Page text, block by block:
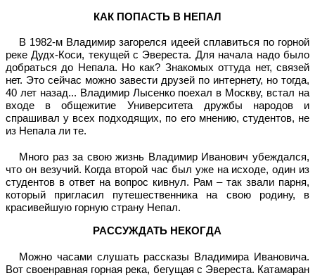
КАК ПОПАСТЬ В НЕПАЛ
В 1982-м Владимир загорелся идеей сплавиться по горной
реке Дудх-Коси, текущей с Эвереста. Для начала надо было
добраться до Непала. Но как? Знакомых оттуда нет, связей
нет. Это сейчас можно завести друзей по интернету, но тогда,
40 лет назад... Владимир Лысенко поехал в Москву, встал на
входе в общежитие Университета дружбы народов и
спрашивал у всех подходящих, по его мнению, студентов, не
из Непала ли те.
Много раз за свою жизнь Владимир Иванович убеждался,
что он везучий. Когда второй час был уже на исходе, один из
студентов в ответ на вопрос кивнул. Рам – так звали парня,
который пригласил путешественника на свою родину, в
красивейшую горную страну Непал.
РАССУЖДАТЬ НЕКОГДА
Можно часами слушать рассказы Владимира Ивановича.
Вот своенравная горная река, бегущая с Эвереста. Катамаран